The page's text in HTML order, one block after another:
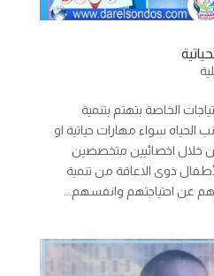
الخاصة بتهتم بتنمية
سواء مهارات حياتية او
من خلال اخصائيين متخصصين
ذوى الاعاقة من تنمية
عن احتياجتهم وانفسهم...